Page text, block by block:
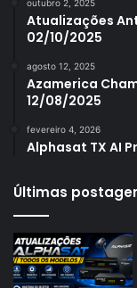
outubro 2, 2025
Atualizações
02/10/2025
agosto 12, 2025
Azamerica
12/08/2025
fevereiro 4, 2026
Alphasat TX AI
Últimas